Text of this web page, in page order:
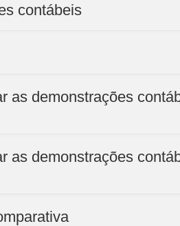
contábeis
as demonstrações
as demonstrações